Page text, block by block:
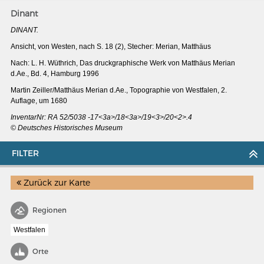
MERIAN'S GERMANY 1642 - 1654
Interaktive Karte
Image gallery
Imprint
FILTER
Zurück zur Karte
Regionen
Westfalen
Orte
Dinant
DINANT.
Ansicht, von Westen, nach S. 18 (2), Stecher: Merian, Matthäus
Nach: L. H. Wüthrich, Das druckgraphische Werk von Matthäus Merian
d.Ae., Bd. 4, Hamburg 1996
Martin Zeiller/Matthäus Merian d.Ae., Topographie von Westfalen, 2.
Auflage, um 1680
InventarNr: RA 52/5038 -17<3a>/18<3a>/19<3>/20<2>.4
© Deutsches Historisches Museum